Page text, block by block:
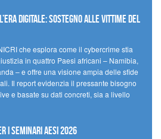
digitale: sostegno alle vittime del
che esplora come il cybercrime stia
in quattro Paesi africani – Namibia,
– e offre una visione ampia delle sfide
Il report evidenzia il pressante bisogno
e basate su dati concreti, sia a livello
seminari AESI 2026